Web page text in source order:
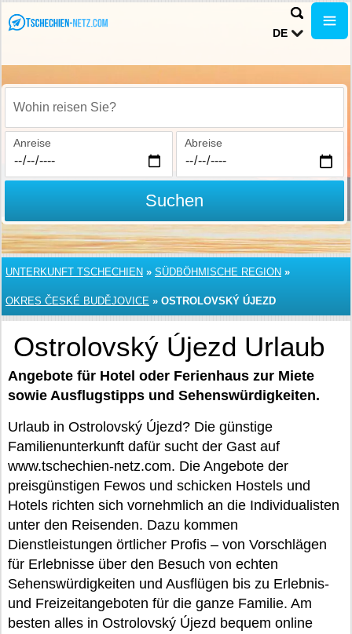
DE
Wohin reisen Sie?
Anreise Abreise
Suchen
UNTERKUNFT TSCHECHIEN » SÜDBÖHMISCHE REGION »
OKRES ČESKÉ BUDĚJOVICE » OSTROLOVSKÝ ÚJEZD
Ostrolovský Újezd Urlaub
Angebote für Hotel oder Ferienhaus zur Miete
sowie Ausflugstipps und Sehenswürdigkeiten.
Urlaub in Ostrolovský Újezd? Die günstige
Familienunterkunft dafür sucht der Gast auf
www.tschechien-netz.com. Die Angebote der
preisgünstigen Fewos und schicken Hostels und
Hotels richten sich vornehmlich an die Individualisten
unter den Reisenden. Dazu kommen
Dienstleistungen örtlicher Profis – von Vorschlägen
für Erlebnisse über den Besuch von echten
Sehenswürdigkeiten und Ausflügen bis zu Erlebnis-
und Freizeitangeboten für die ganze Familie. Am
besten alles in Ostrolovský Újezd bequem online